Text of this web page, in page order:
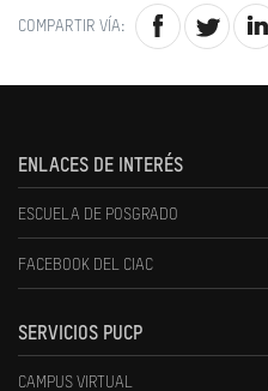
COMPARTIR VÍA:
ENLACES DE INTERÉS
ESCUELA DE POSGRADO
FACEBOOK DEL CIAC
SERVICIOS PUCP
CAMPUS VIRTUAL